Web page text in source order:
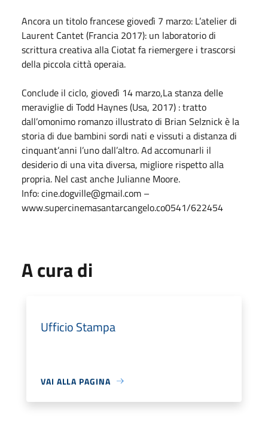
Ancora un titolo francese giovedì 7 marzo: L’atelier di
Laurent Cantet (Francia 2017): un laboratorio di
scrittura creativa alla Ciotat fa riemergere i trascorsi
della piccola città operaia.
Conclude il ciclo, giovedì 14 marzo,La stanza delle
meraviglie di Todd Haynes (Usa, 2017) : tratto
dall’omonimo romanzo illustrato di Brian Selznick è la
storia di due bambini sordi nati e vissuti a distanza di
cinquant’anni l’uno dall’altro. Ad accomunarli il
desiderio di una vita diversa, migliore rispetto alla
propria. Nel cast anche Julianne Moore.
Info: cine.dogville@gmail.com –
www.supercinemasantarcangelo.co0541/622454
A cura di
Ufficio Stampa
VAI ALLA PAGINA